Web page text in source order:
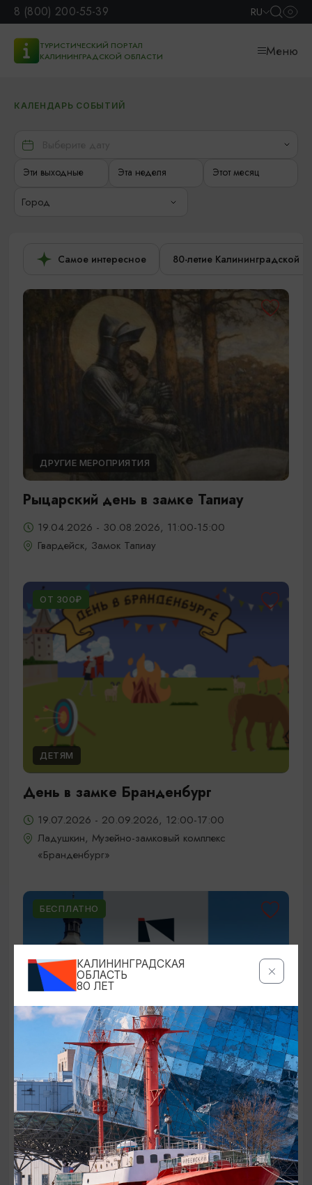
8 (800) 200-55-39 RU
ТУРИСТИЧЕСКИЙ ПОРТАЛ
КАЛИНИНГРАДСКОЙ ОБЛАСТИ
Меню
КАЛЕНДАРЬ СОБЫТИЙ
Эти выходные Эта неделя Этот месяц
Город
Самое интересное 80-летие Калининградской
ДРУГИЕ МЕРОПРИЯТИЯ
Рыцарский день в замке Тапиау
19.04.2026 - 30.08.2026, 11:00-15:00
Гвардейск, Замок Тапиау
ОТ 300₽
ДЕТЯМ
День в замке Бранденбург
19.07.2026 - 20.09.2026, 12:00-17:00
Ладушкин, Музейно-замковый комплекс
«Бранденбург»
БЕСПЛАТНО
80-ЛЕТИЕ КАЛИНИНГРАДСКОЙ ОБЛАСТИ
День города Советска
12.09.2026 - 13.09.2026
Советск, главные площадки города
КАЛИНИНГРАДСКАЯ
ОБЛАСТЬ
80 ЛЕТ